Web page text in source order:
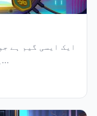
پنک اور مستقبل کے شہری ماحول کو پسند...